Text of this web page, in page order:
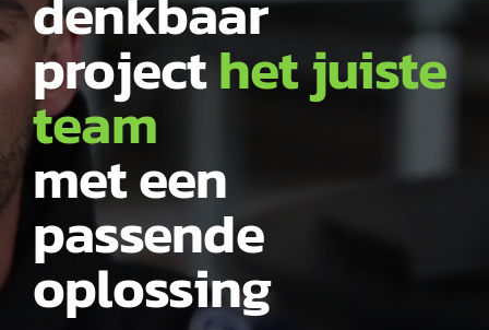
Over ons
Contact
projecthet juiste
team
met een
passende
oplossing